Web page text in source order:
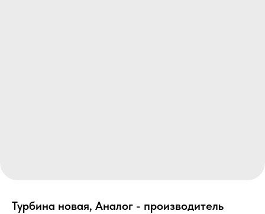
Турбина новая, Аналог - производитель